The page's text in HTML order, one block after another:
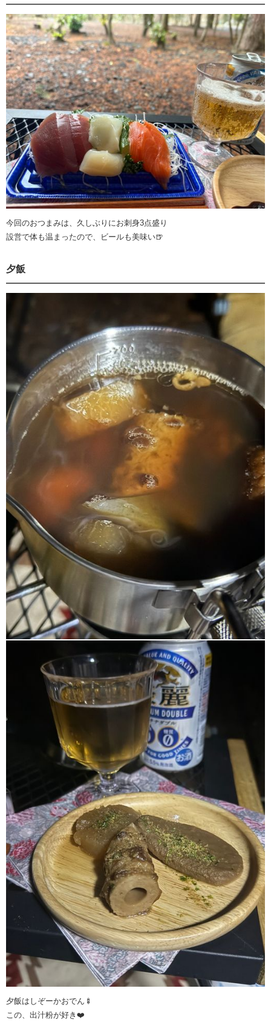
今回のおつまみは、久しぶりにお刺身3点盛り
設営で体も温まったので、ビールも美味い🍺
夕飯
夕飯はしぞーかおでん🍢
この、出汁粉が好き❤️